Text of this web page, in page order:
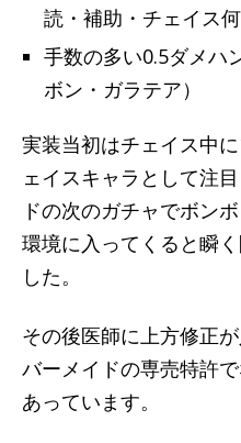
読・補助・チェイス
手数の多い0.5ダメハ
ボン・ガラテア）
実装当初はチェイス中
ェイスキャラとして注
ドの次のガチャでボン
環境に入ってくると瞬
した。
その後医師に上方修正
バーメイドの専売特許
あっています。